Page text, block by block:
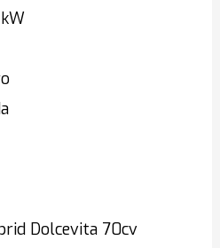
Dolcevita 70cv